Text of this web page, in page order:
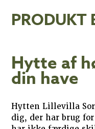
PRODUKT
Hytte af
din have
Hytten Lillevilla
dig, der har brug